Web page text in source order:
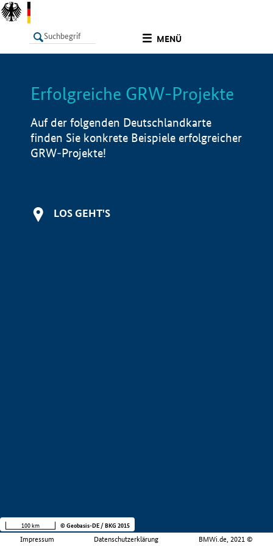
MENÜ
LISTE Info
Erfolgreiche GRW-Projekte
Auf der folgenden Deutschlandkarte
finden Sie konkrete Beispiele erfolgreicher
GRW-Projekte!
LOS GEHT'S
Impressum Datenschutzerklärung BMWi.de, 2021 ©
100 km © Geobasis-DE / BKG 2015